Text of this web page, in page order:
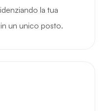
la tua
un unico posto.